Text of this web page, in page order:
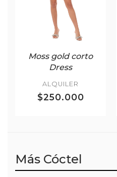
Moss gold corto
Dress
ALQUILER
$250.000
Más Cóctel